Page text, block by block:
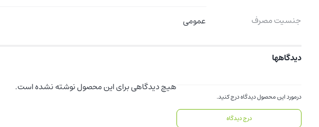
جنسیت مصرف
عمومی
دیدگاهها
درمورد این محصول دیدگاه درج کنید.
درج دیدگاه
هیچ دیدگاهی برای این محصول نوشته نشده است.